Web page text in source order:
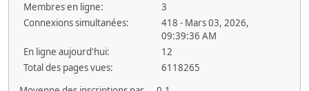
Membres en ligne:
3
Connexions simultanées:
418 - Mars 03, 2026,
09:39:36 AM
En ligne aujourd'hui:
12
Total des pages vues:
6118265